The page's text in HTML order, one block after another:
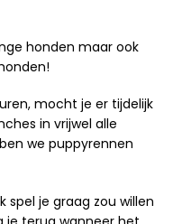
honden maar ook
mocht je er tijdelijk
in vrijwel alle
we puppyrennen
spel je graag zou willen